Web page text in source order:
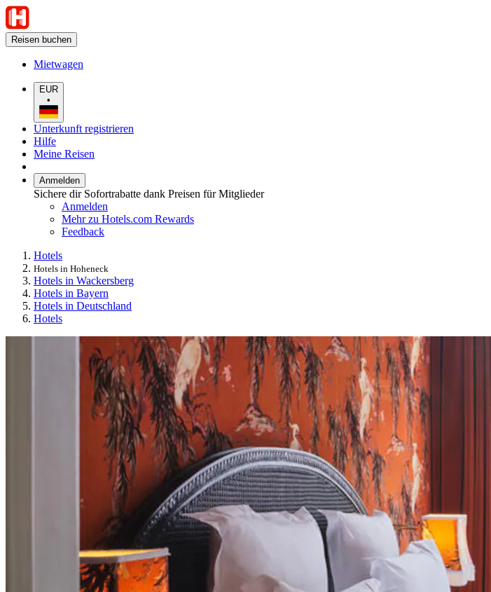
Reisen buchen
Mietwagen
EUR
•
Unterkunft registrieren
Hilfe
Meine Reisen
Anmelden
Sichere dir Sofortrabatte dank Preisen für Mitglieder
Anmelden
Mehr zu Hotels.com Rewards
Feedback
Hotels
Hotels in Hoheneck
Hotels in Wackersberg
Hotels in Bayern
Hotels in Deutschland
Hotels